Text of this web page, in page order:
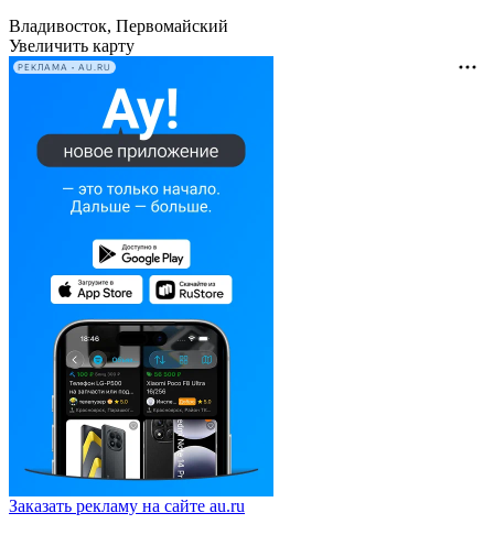
Владивосток, Первомайский
Увеличить карту
РЕКЛАМА • AU.RU
Заказать рекламу на сайте au.ru